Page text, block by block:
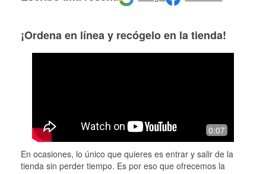
¡Ordena en línea y recógelo en la tienda!
0:07
En ocasiones, lo único que quieres es entrar y salir de la
tienda sin perder tiempo. Es por eso que ofrecemos la